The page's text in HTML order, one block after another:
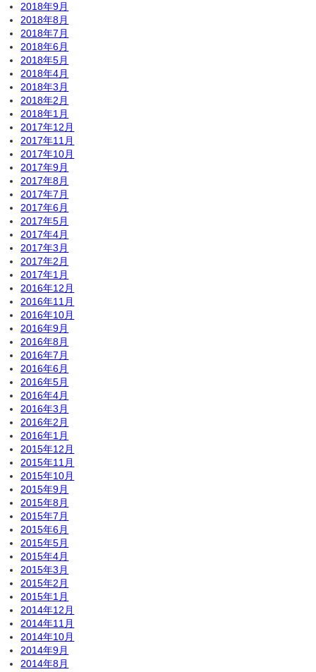
2018年9月
2018年8月
2018年7月
2018年6月
2018年5月
2018年4月
2018年3月
2018年2月
2018年1月
2017年12月
2017年11月
2017年10月
2017年9月
2017年8月
2017年7月
2017年6月
2017年5月
2017年4月
2017年3月
2017年2月
2017年1月
2016年12月
2016年11月
2016年10月
2016年9月
2016年8月
2016年7月
2016年6月
2016年5月
2016年4月
2016年3月
2016年2月
2016年1月
2015年12月
2015年11月
2015年10月
2015年9月
2015年8月
2015年7月
2015年6月
2015年5月
2015年4月
2015年3月
2015年2月
2015年1月
2014年12月
2014年11月
2014年10月
2014年9月
2014年8月